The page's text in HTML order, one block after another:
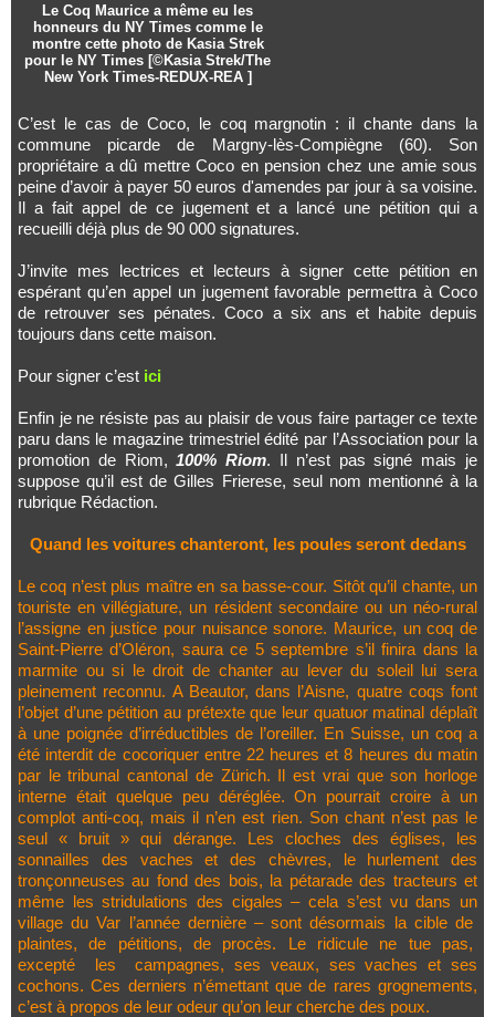
Le Coq Maurice a même eu les
honneurs du NY Times comme le
montre cette photo de Kasia Strek
pour le NY Times [©Kasia Strek/The
New York Times-REDUX-REA ]
C’est le cas de Coco, le coq margnotin : il chante dans la
commune picarde de Margny-lès-Compiègne (60). Son
propriétaire a dû mettre Coco en pension chez une amie sous
peine d’avoir à payer 50 euros d'amendes par jour à sa voisine.
Il a fait appel de ce jugement et a lancé une pétition qui a
recueilli déjà plus de 90 000 signatures.
J’invite mes lectrices et lecteurs à signer cette pétition en
espérant qu’en appel un jugement favorable permettra à Coco
de retrouver ses pénates. Coco a six ans et habite depuis
toujours dans cette maison.
Pour signer c’est ici
Enfin je ne résiste pas au plaisir de vous faire partager ce texte
paru dans le magazine trimestriel édité par l’Association pour la
promotion de Riom,100% Riom. Il n’est pas signé mais je
suppose qu’il est de Gilles Frierese, seul nom mentionné à la
rubrique Rédaction.
Quand les voitures chanteront, les poules seront dedans
Le coq n’est plus maître en sa basse-cour. Sitôt qu’il chante, un
touriste en villégiature, un résident secondaire ou un néo-rural
l’assigne en justice pour nuisance sonore. Maurice, un coq de
Saint-Pierre d’Oléron, saura ce 5 septembre s’il finira dans la
marmite ou si le droit de chanter au lever du soleil lui sera
pleinement reconnu. A Beautor, dans l’Aisne, quatre coqs font
l’objet d’une pétition au prétexte que leur quatuor matinal déplaît
à une poignée d’irréductibles de l’oreiller. En Suisse, un coq a
été interdit de cocoriquer entre 22 heures et 8 heures du matin
par le tribunal cantonal de Zürich. Il est vrai que son horloge
interne était quelque peu déréglée. On pourrait croire à un
complot anti-coq, mais il n’en est rien. Son chant n’est pas le
seul « bruit » qui dérange. Les cloches des églises, les
sonnailles des vaches et des chèvres, le hurlement des
tronçonneuses au fond des bois, la pétarade des tracteurs et
même les stridulations des cigales – cela s’est vu dans un
village du Var l’année dernière – sont désormais la cible de
plaintes, de pétitions, de procès. Le ridicule ne tue pas,
excepté les campagnes, ses veaux, ses vaches et ses
cochons. Ces derniers n’émettant que de rares grognements,
c’est à propos de leur odeur qu’on leur cherche des poux.